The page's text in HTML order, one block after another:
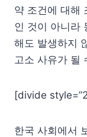
약 조건에 대해
인 것이 아니라
해도 발생하지
고소 사유가 될
[divide
한국 사회에서